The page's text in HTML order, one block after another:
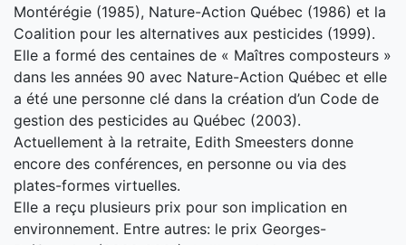
Montérégie (1985), Nature-Action Québec (1986) et la
Coalition pour les alternatives aux pesticides (1999).
Elle a formé des centaines de « Maîtres composteurs »
dans les années 90 avec Nature-Action Québec et elle
a été une personne clé dans la création d’un Code de
gestion des pesticides au Québec (2003).
Actuellement à la retraite, Edith Smeesters donne
encore des conférences, en personne ou via des
plates-formes virtuelles.
Elle a reçu plusieurs prix pour son implication en
environnement. Entre autres: le prix Georges-